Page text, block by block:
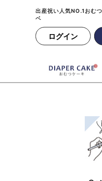
出産祝い人気NO.1おむ
ベ
ログイン